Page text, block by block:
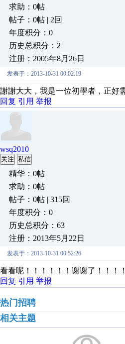
求助：0帖
帖子：0帖 | 2回
年度积分：0
历史总积分：2
注册：2005年8月26日
发表于：2013-10-31 00:02:19
謝謝大大，我是一位初學者，正好
回复 引用 举报
wsq2010
关注 私信
精华：0帖
求助：0帖
帖子：0帖 | 315回
年度积分：0
历史总积分：63
注册：2013年5月22日
发表于：2013-10-31 00:52:26
看看呢！！！！！！谢谢了！！！
回复 引用 举报
热门招聘
相关主题